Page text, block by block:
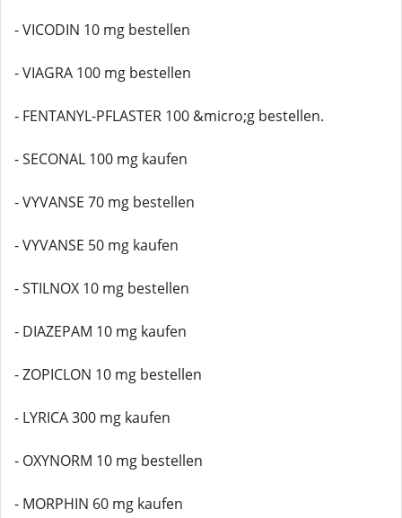
- VICODIN 10 mg bestellen
- VIAGRA 100 mg bestellen
- FENTANYL-PFLASTER 100 &micro;g bestellen.
- SECONAL 100 mg kaufen
- VYVANSE 70 mg bestellen
- VYVANSE 50 mg kaufen
- STILNOX 10 mg bestellen
- DIAZEPAM 10 mg kaufen
- ZOPICLON 10 mg bestellen
- LYRICA 300 mg kaufen
- OXYNORM 10 mg bestellen
- MORPHIN 60 mg kaufen